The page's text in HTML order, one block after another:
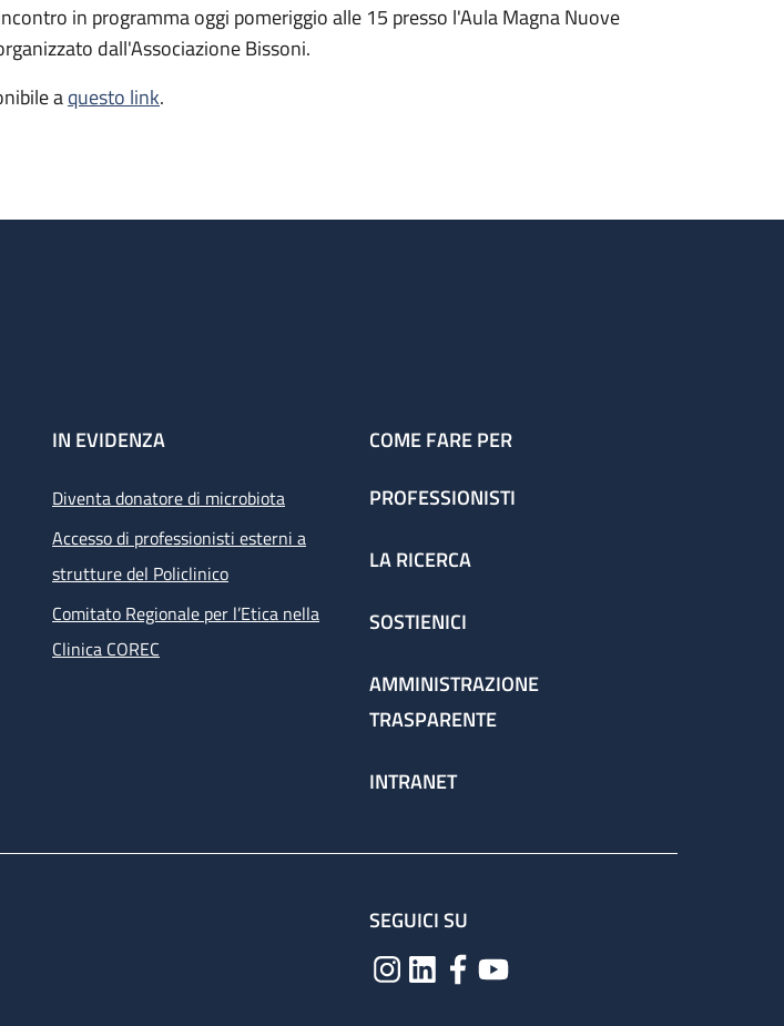
in programma oggi pomeriggio alle 15 presso l'Aula Magna Nuove
dall'Associazione Bissoni.
aquesto link.
IN EVIDENZA
Diventa donatore di microbiota
Accesso di professionisti esterni a
strutture del Policlinico
Comitato Regionale per l’Etica nella
Clinica COREC
COME FARE PER
PROFESSIONISTI
LA RICERCA
SOSTIENICI
AMMINISTRAZIONE
TRASPARENTE
INTRANET
SEGUICI SU